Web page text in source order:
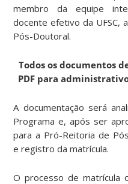
membro da equipe
docente efetivo da UFSC,
Pós-Doutoral.
Todos os documentos
PDF para
A documentação será
Programa e, após ser
para a Pró-Reitoria de
e registro da matrícula.
O processo de matrícula